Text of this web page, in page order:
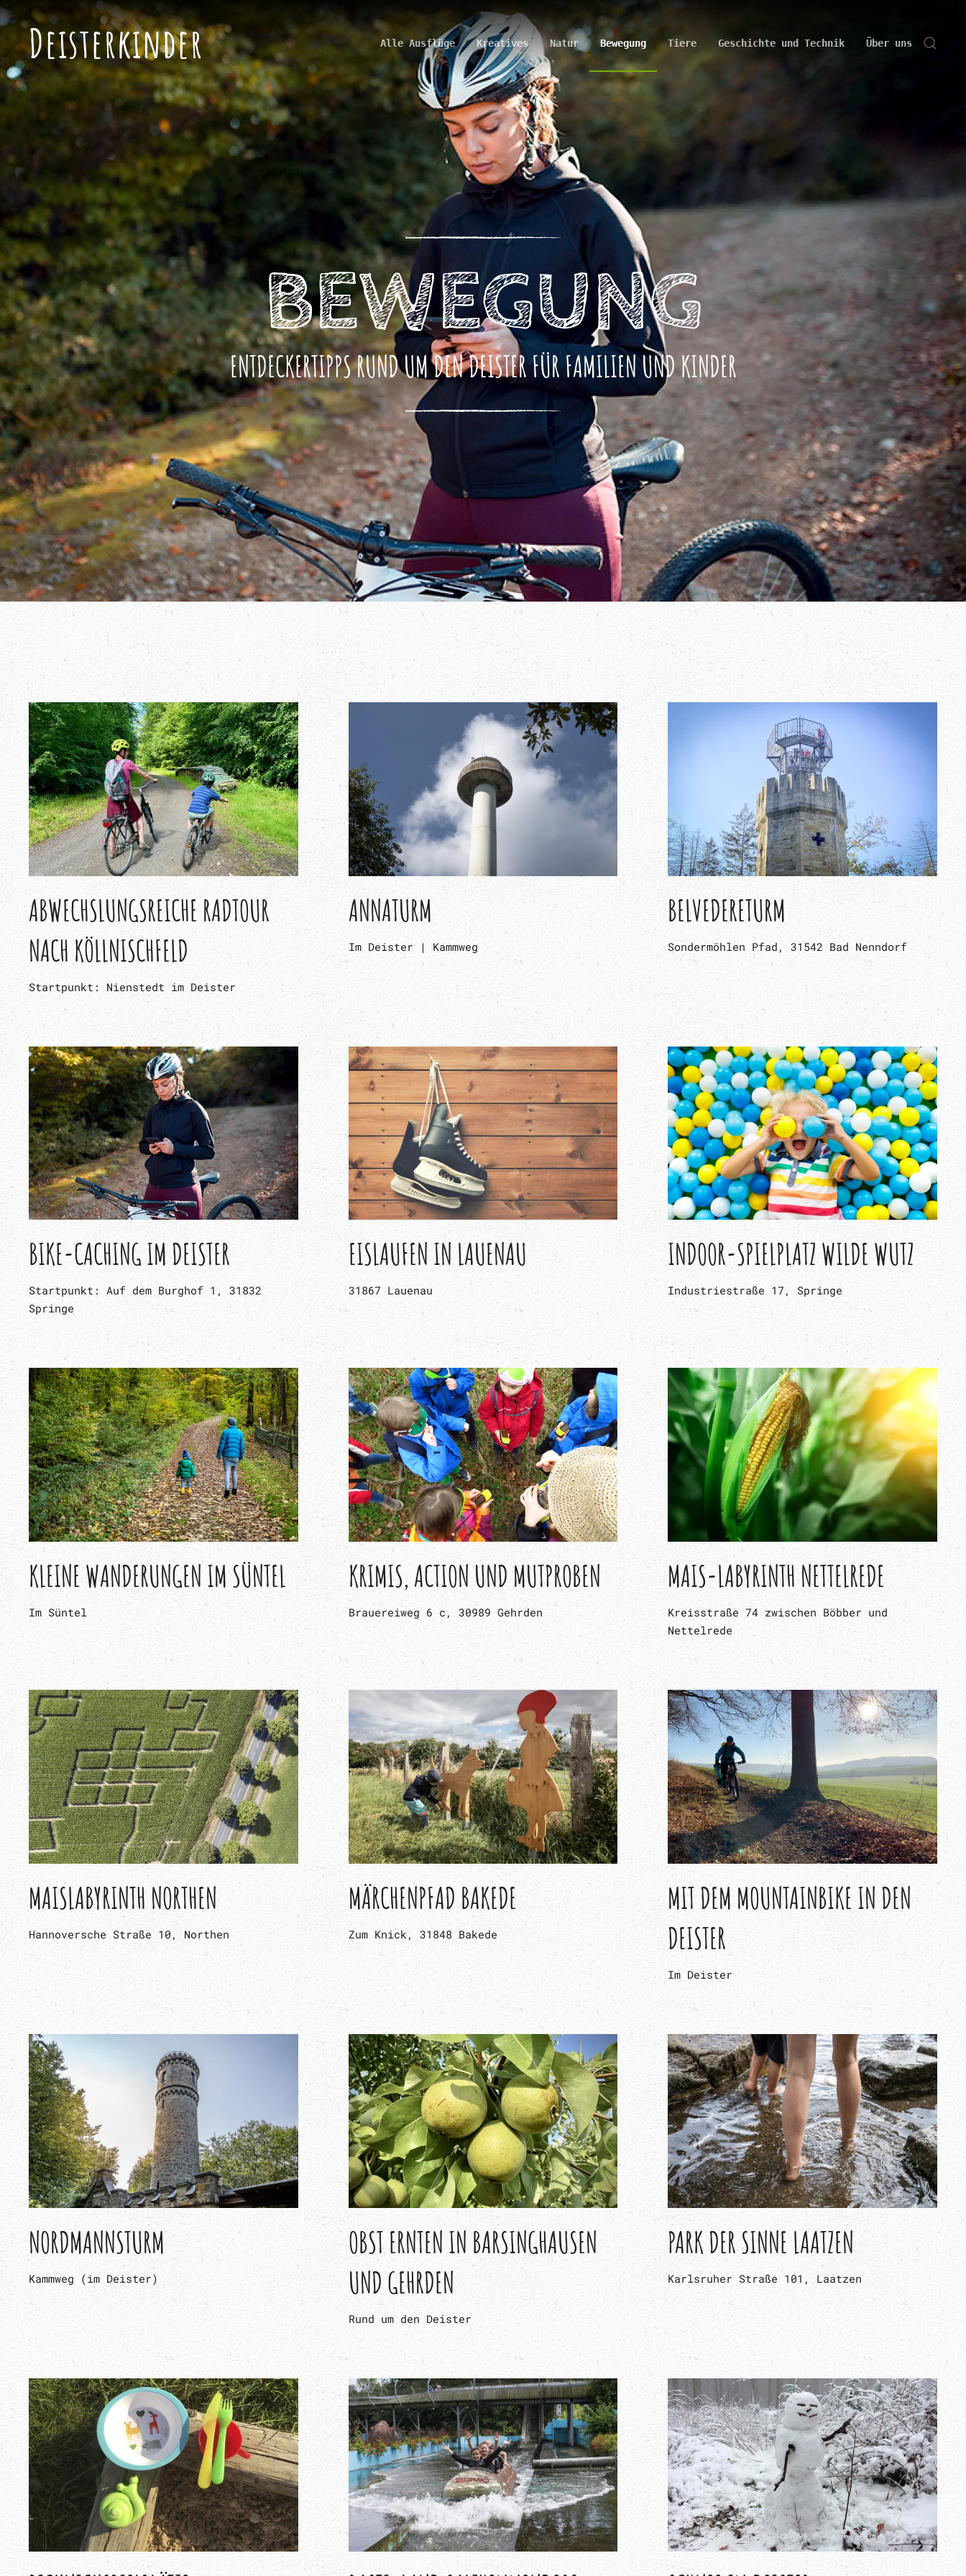
Skip to main content
Deisterkinder Alle Ausflüge Kreatives Natur Bewegung Tiere Geschichte und Technik Über uns
BEWEGUNG
ENTDECKERTIPPS RUND UM DEN DEISTER FÜR FAMILIEN UND KINDER
ABWECHSLUNGSREICHE RADTOUR
NACH KÖLLNISCHFELD
Startpunkt: Nienstedt im Deister
ANNATURM
Im Deister | Kammweg
BELVEDERETURM
Sondermöhlen Pfad, 31542 Bad Nenndorf
BIKE-CACHING IM DEISTER
Startpunkt: Auf dem Burghof 1, 31832
Springe
EISLAUFEN IN LAUENAU
31867 Lauenau
INDOOR-SPIELPLATZ WILDE WUTZ
Industriestraße 17, Springe
KLEINE WANDERUNGEN IM SÜNTEL
Im Süntel
KRIMIS, ACTION UND MUTPROBEN
Brauereiweg 6 c, 30989 Gehrden
MAIS-LABYRINTH NETTELREDE
Kreisstraße 74 zwischen Böbber und
Nettelrede
MAISLABYRINTH NORTHEN
Hannoversche Straße 10, Northen
MÄRCHENPFAD BAKEDE
Zum Knick, 31848 Bakede
MIT DEM MOUNTAINBIKE IN DEN
DEISTER
Im Deister
NORDMANNSTURM
Kammweg (im Deister)
OBST ERNTEN IN BARSINGHAUSEN
UND GEHRDEN
Rund um den Deister
PARK DER SINNE LAATZEN
Karlsruher Straße 101, Laatzen